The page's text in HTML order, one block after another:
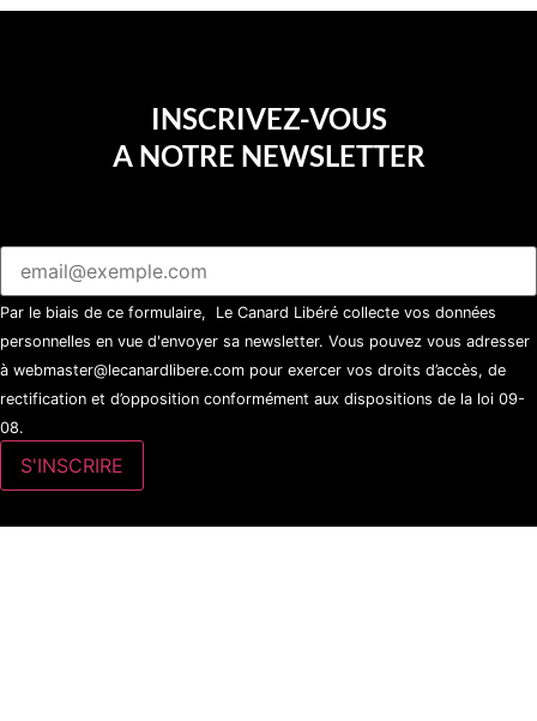
INSCRIVEZ-VOUS
A NOTRE NEWSLETTER
Par le biais de ce formulaire, Le Canard Libéré collecte vos données
personnelles en vue d'envoyer sa newsletter. Vous pouvez vous adresser
à webmaster@lecanardlibere.com pour exercer vos droits d’accès, de
rectification et d’opposition conformément aux dispositions de la loi 09-
08.